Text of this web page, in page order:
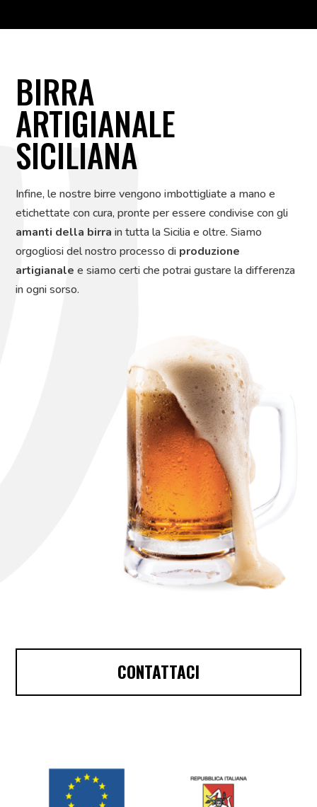
BIRRA
ARTIGIANALE
SICILIANA
Infine, le nostre birre vengono imbottigliate a mano e
etichettate con cura, pronte per essere condivise con gli
amanti della birra in tutta la Sicilia e oltre. Siamo
orgogliosi del nostro processo di produzione
artigianale e siamo certi che potrai gustare la differenza
in ogni sorso.
CONTATTACI